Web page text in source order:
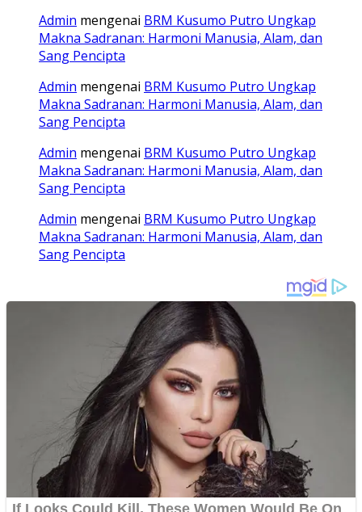
Admin mengenai BRM Kusumo Putro Ungkap
Makna Sadranan: Harmoni Manusia, Alam, dan
Sang Pencipta
Admin mengenai BRM Kusumo Putro Ungkap
Makna Sadranan: Harmoni Manusia, Alam, dan
Sang Pencipta
Admin mengenai BRM Kusumo Putro Ungkap
Makna Sadranan: Harmoni Manusia, Alam, dan
Sang Pencipta
Admin mengenai BRM Kusumo Putro Ungkap
Makna Sadranan: Harmoni Manusia, Alam, dan
Sang Pencipta